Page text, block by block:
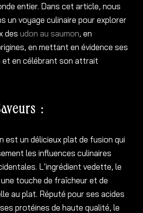
entier. Dans cet article, nous
un voyage culinaire pour explorer
des udon au saumon, en
en mettant en évidence ses
en célébrant son attrait
:
est un délicieux plat de fusion qui
les influences culinaires
L’ingrédient vedette, le
touche de fraîcheur et de
au plat. Réputé pour ses acides
protéines de haute qualité, le